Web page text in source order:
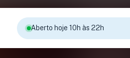
Aberto hoje 10h às 22h